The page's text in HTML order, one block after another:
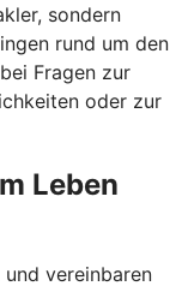
sondern
rund um den
Fragen zur
oder zur
Leben
und vereinbaren